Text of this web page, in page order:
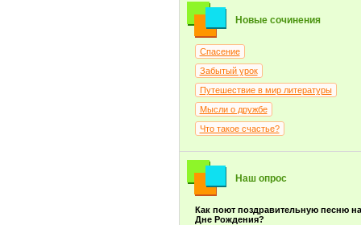
Новые сочинения
Спасение
Забытый урок
Путешествие в мир литературы
Мысли о дружбе
Что такое счастье?
Наш опрос
Как поют поздравительную песню
Дне Рождения?